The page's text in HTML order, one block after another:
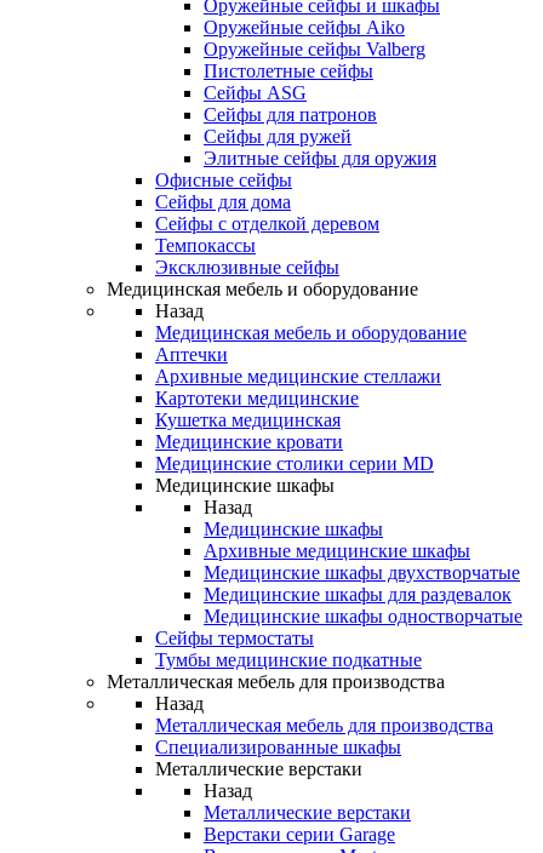
Оружейные сейфы и шкафы
Оружейные сейфы Aiko
Оружейные сейфы Valberg
Пистолетные сейфы
Сейфы ASG
Сейфы для патронов
Сейфы для ружей
Элитные сейфы для оружия
Офисные сейфы
Сейфы для дома
Сейфы с отделкой деревом
Темпокассы
Эксклюзивные сейфы
Медицинская мебель и оборудование
Назад
Медицинская мебель и оборудование
Аптечки
Архивные медицинские стеллажи
Картотеки медицинские
Кушетка медицинская
Медицинские кровати
Медицинские столики серии MD
Медицинские шкафы
Назад
Медицинские шкафы
Архивные медицинские шкафы
Медицинские шкафы двухстворчатые
Медицинские шкафы для раздевалок
Медицинские шкафы одностворчатые
Сейфы термостаты
Тумбы медицинские подкатные
Металлическая мебель для производства
Назад
Металлическая мебель для производства
Cпециализированные шкафы
Металлические верстаки
Назад
Металлические верстаки
Верстаки серии Garage